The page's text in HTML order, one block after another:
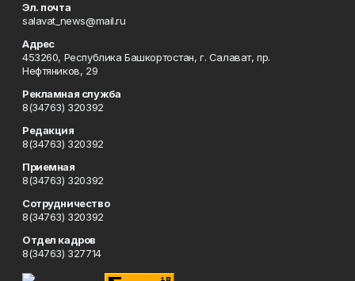
Эл. почта
salavat_news@mail.ru
Адрес
453260, Республика Башкортостан, г. Салават, пр.
Нефтяников, 29
Рекламная служба
8(34763) 320392
Редакция
8(34763) 320392
Приемная
8(34763) 320392
Сотрудничество
8(34763) 320392
Отдел кадров
8(34763) 327714